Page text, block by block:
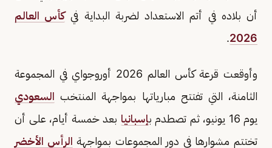
أن بلاده في أتم الاستعداد لضربة البداية فيكأس العالم
2026
.
وأوقعت قرعة كأس العالم 2026 أوروجواي في المجموعة
الثامنة، التي تفتتح مبارياتها بمواجهة المنتخب السعودي
يوم 16 يونيو، ثم تصطدم ب
إسبانيا بعد خمسة أيام، على أن
تختتم مشوارها في دور المجموعات بمواجهة الرأس الأخضر